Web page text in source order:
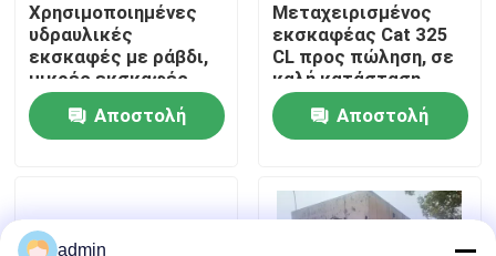
Επικοινωνήστε μαζί μας
Ζητήστε μια προσφορά
Χρησιμοποιημένες κατασκευαστικές μηχανές
Χρησιμοποιημένες
υδραυλικές
εκσκαφές με ράβδι,
μικρές εκσκαφές
CAT301.5,
μεταχειρισμένες
μηχανές
Αποστολή
Μεταχειρισμένος
εκσκαφέας Cat 325
CL προς πώληση, σε
καλή κατάσταση
Αποστολή
admin